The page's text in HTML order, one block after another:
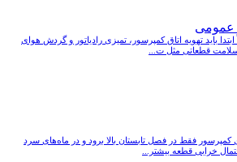
عمومی
باید تهویه اتاق کمپرسور، تمیزی رادیاتور و گردش هوای
قطعاتی مثل ت...
کمپرسور فقط در فصل تابستان بالا برود و در ماه‌های سرد
خرابی قطعه بیشتر...